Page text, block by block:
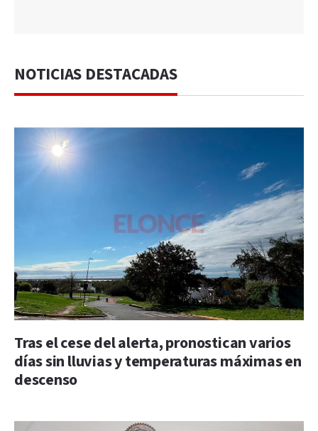
NOTICIAS DESTACADAS
Tras el cese del alerta, pronostican varios
días sin lluvias y temperaturas máximas en
descenso